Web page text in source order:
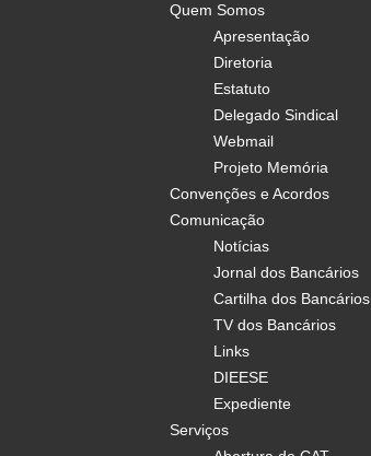
Quem Somos
Apresentação
Diretoria
Estatuto
Delegado Sindical
Webmail
Projeto Memória
Convenções e Acordos
Comunicação
Notícias
Jornal dos Bancários
Cartilha dos Bancários
TV dos Bancários
Links
DIEESE
Expediente
Serviços